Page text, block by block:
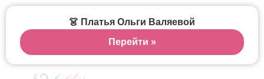
👗 Платья Ольги Валяевой
Перейти »